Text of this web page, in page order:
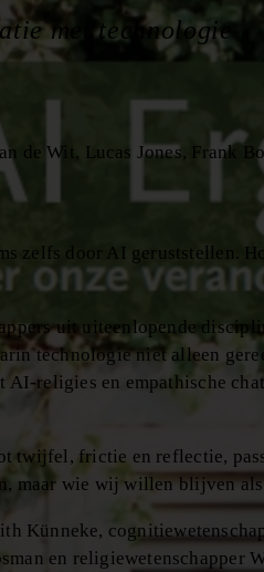
met technologie
de Wit Lucas Jones Frank
zelfs door AI geruststellen.
uit uiteenlopende
technologie niet alleen
religies en empathische
twijfel, frictie en reflectie,
maar wie wij willen blijven
Künneke,
en